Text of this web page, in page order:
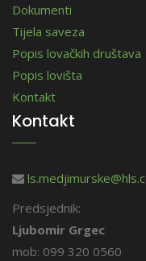
Dokumenti
Tijela saveza
Popis lovačkih društava
Popis lovišta
Kontakt
Kontakt
Predsjednik:
Ljubomir Grgec
mob: 099 320 0560